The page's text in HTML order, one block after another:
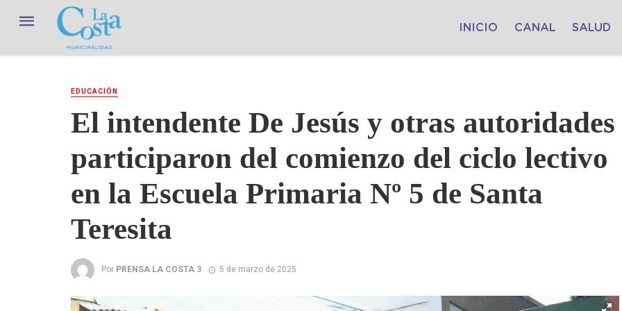
INICIO CANAL SALUD
EDUCACIÓN
El intendente De Jesús y otras autoridades
participaron del comienzo del ciclo lectivo
en la Escuela Primaria Nº 5 de Santa
Teresita
Por PRENSA LA COSTA 3 5 de marzo de 2025